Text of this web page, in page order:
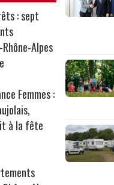
: sept
Alpes
Femmes :
à la fête